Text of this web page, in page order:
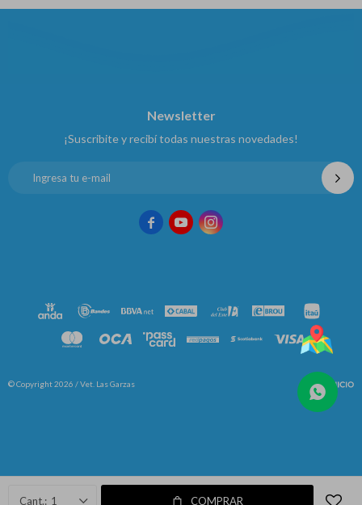
1 COMPRAR
Newsletter
¡Suscribite y recibí todas nuestras novedades!
  
© Copyright 2026 / Vet. Las Garzas
Fenicio